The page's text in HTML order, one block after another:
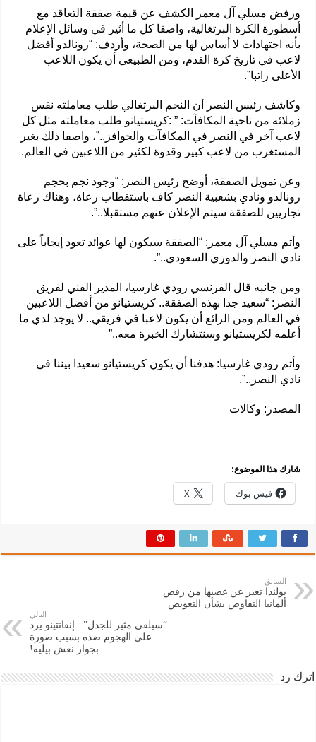
ورفض مسلي آل معمر الكشف عن قيمة صفقة التعاقد مع
أسطورة الكرة البرتغالية، واصفا كل ما أثير في وسائل الإعلام
بأنه اجتهادات لا أساس لها من الصحة، وأردف: “رونالدو أفضل
لاعب في تاريخ كرة القدم، ومن الطبيعي أن يكون اللاعب
الأعلى راتبا”.
وكاشف رئيس النصر أن النجم البرتغالي طلب معاملته نفس
زملائه من ناحية المكافآت: ” :كريستيانو طلب معاملته مثل كل
لاعب آخر في النصر في المكافآت والحوافز..”، واصفا ذلك بغير
المستغرب من لاعب كبير وقدوة لكثير من اللاعبين في العالم.
وعن تمويل الصفقة، أوضح رئيس النصر: “وجود نجم بحجم
رونالدو ونادي بشعبية النصر كاف باستقطاب رعاة، وهناك رعاة
تجاريين للصفقة سيتم الإعلان عنهم مستقبلا..”.
وأتم مسلي آل معمر: “الصفقة سيكون لها عوائد تعود إيجاباً على
نادي النصر والدوري السعودي..”.
ومن جانبه قال الفرنسي رودي غارسيا، المدير الفني لفريق
النصر: “سعيد جدا بهذه الصفقة.. كريستيانو من أفضل اللاعبين
في العالم ومن الرائع أن يكون لاعبا في فريقي.. لا يوجد لدي ما
أعلمه لكريستيانو وسنتشارك الخبرة معه..”
وأتم رودي غارسيا: هدفنا أن يكون كريستيانو سعيدا بيننا في
نادي النصر..”.
المصدر: وكالات
شارك هذا الموضوع:
فيس بوك X
السابق
بولندا تعبر عن غضبها من رفض
ألمانيا التفاوض بشأن التعويض
التالي
“سيلفي مثير للجدل”.. إنفانتينو يرد
على الهجوم ضده بسبب صورة
بجوار نعش بيليه!
اترك رد